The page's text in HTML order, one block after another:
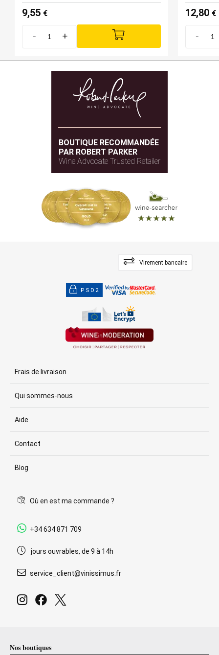
9,55 €
- +
12,80 €
-
BOUTIQUE RECOMMANDÉE
PAR ROBERT PARKER
Wine Advocate Trusted Retailer
Virement bancaire
PSD2
Frais de livraison
Qui sommes-nous
Aide
Contact
Blog
Où en est ma commande ?
+34 634 871 709
jours ouvrables, de 9 à 14h
service_client@vinissimus.fr
Nos boutiques